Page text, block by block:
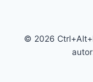
© 2026